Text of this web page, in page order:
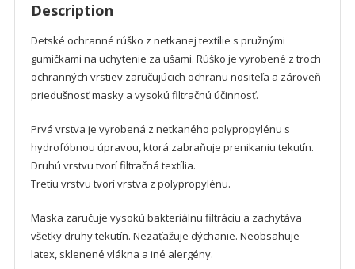
vyrobené
kusov
quantity
Description
Detské ochranné rúško z netkanej textílie s pružnými
gumičkami na uchytenie za ušami. Rúško je vyrobené z troch
ochranných vrstiev zaručujúcich ochranu nositeľa a zároveň
priedušnosť masky a vysokú filtračnú účinnosť.
Prvá vrstva je vyrobená z netkaného polypropylénu s
hydrofóbnou úpravou, ktorá zabraňuje prenikaniu tekutín.
Druhú vrstvu tvorí filtračná textília.
Tretiu vrstvu tvorí vrstva z polypropylénu.
Maska zaručuje vysokú bakteriálnu filtráciu a zachytáva
všetky druhy tekutín. Nezaťažuje dýchanie. Neobsahuje
latex, sklenené vlákna a iné alergény.